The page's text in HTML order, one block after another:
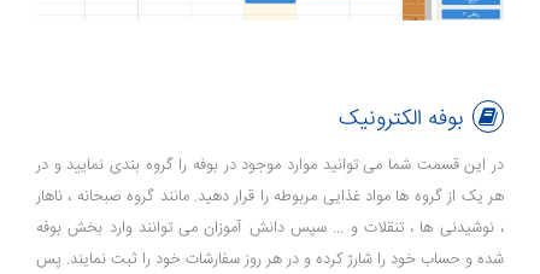
بوفه الکترونیک
در این قسمت شما می توانید موارد موجود در بوفه را گروه بندی نمایید و در
هر یک از گروه ها مواد غذایی مربوطه را قرار دهید. مانند گروه صبحانه ، ناهار
، نوشیدنی ها ، تنقلات و ... سپس دانش آموزان می توانند وارد بخش بوفه
شده و حساب خود را شارژ کرده و در هر روز سفارشات خود را ثبت نمایند. پس